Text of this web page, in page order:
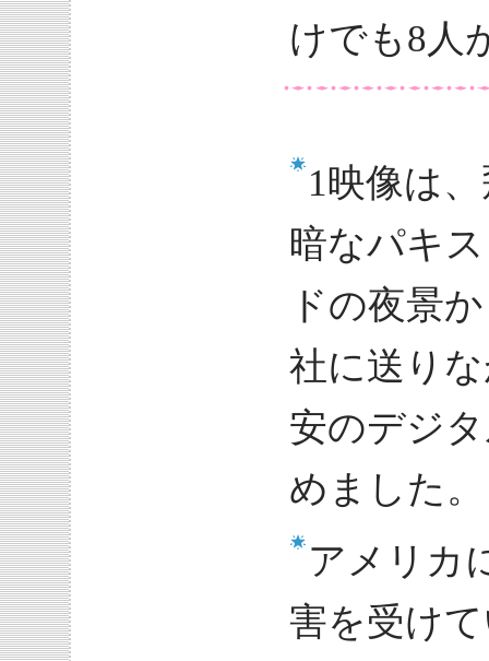
けでも8人
1映像は
暗なパキ
ドの夜景
社に送り
安のデジ
めました。
アメリカ
害を受け